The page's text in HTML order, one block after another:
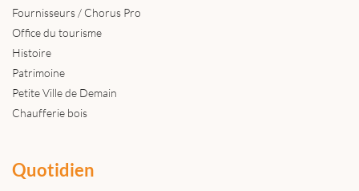
Fournisseurs / Chorus Pro
Office du tourisme
Histoire
Patrimoine
Petite Ville de Demain
Chaufferie bois
Quotidien